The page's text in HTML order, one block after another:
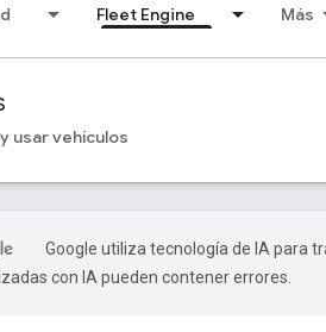
Fleet Engine Más
usar vehículos
Google utiliza tecnología de IA para
con IA pueden contener errores.